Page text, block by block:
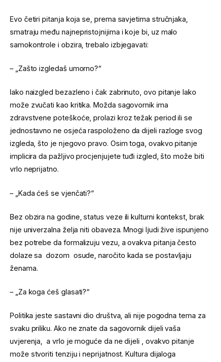
Evo četiri pitanja koja se, prema savjetima stručnjaka,
smatraju među najnepristojnijima i koje bi, uz malo
samokontrole i obzira, trebalo izbjegavati:
– „Zašto izgledaš umorno?“
Iako naizgled bezazleno i čak zabrinuto, ovo pitanje lako
može zvučati kao kritika. Možda sagovornik ima
zdravstvene poteškoće, prolazi kroz težak period ili se
jednostavno ne osjeća raspoloženo da dijeli razloge svog
izgleda, što je njegovo pravo. Osim toga, ovakvo pitanje
implicira da pažljivo procjenjujete tuđi izgled, što može biti
vrlo neprijatno.
– „Kada ćeš se vjenčati?“
Bez obzira na godine, status veze ili kulturni kontekst, brak
nije univerzalna želja niti obaveza. Mnogi ljudi žive ispunjeno
bez potrebe da formalizuju vezu, a ovakva pitanja često
dolaze sa dozom osude, naročito kada se postavljaju
ženama.
– „Za koga ćeš glasati?“
Politika jeste sastavni dio društva, ali nije pogodna tema za
svaku priliku. Ako ne znate da sagovornik dijeli vaša
uvjerenja, a vrlo je moguće da ne dijeli , ovakvo pitanje
može stvoriti tenziju i neprijatnost. Kultura dijaloga